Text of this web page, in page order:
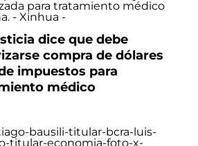
dice que debe
compra de dólares
impuestos para
médico